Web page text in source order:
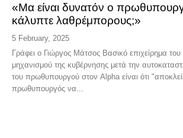
«Μα είναι δυνατόν ο
κάλυπτε λαθρέμπορους;»
5 February, 2025
Γράφει ο Γιώργος Μάτσος Βασικό επιχείρημα του επικοινωνιακού
μηχανισμού της κυβέρνησης μετά την
του πρωθυπουργού στον Alpha είναι ότι
πρωθυπουργός να...